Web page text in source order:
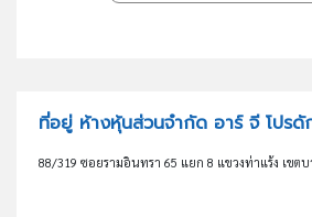
ที่อยู่ ห้างหุ้นส่วนจำกัด อาร์ จี โปรดั
88/319 ซอยรามอินทรา 65 แยก 8 แขวงท่าแร้ง เขต